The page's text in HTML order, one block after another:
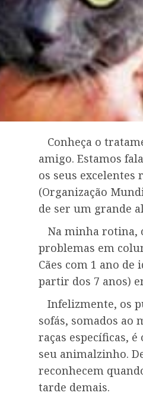
Conheça o
amigo. Estamos
os seus excelentes
(Organização
de ser um grande
Na minha rotina,
problemas em
Cães com 1 ano de
partir dos 7 anos)
Infelizmente, os
sofás, somados ao
raças específicas,
seu animalzinho.
reconhecem
tarde demais.